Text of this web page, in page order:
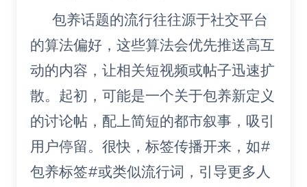
包养话题的流行往往源于社交平台
的算法偏好，这些算法会优先推送高互
动的内容，让相关短视频或帖子迅速扩
散。起初，可能是一个关于包养新定义
的讨论帖，配上简短的都市叙事，吸引
用户停留。很快，标签传播开来，如#
包养标签#或类似流行词，引导更多人